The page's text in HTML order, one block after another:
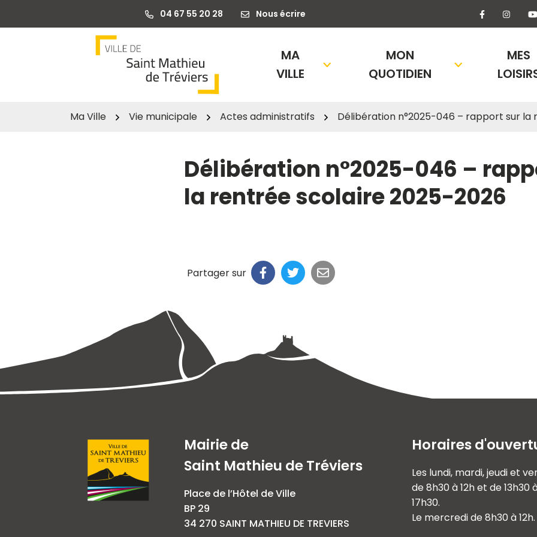
04 67 55 20 28 Nous écrire Lien vers le
Lien
MA
VILLE
MON
QUOTIDIEN
MES
Ma Ville Vie municipale Actes administratifs Délibération n°2025-046 – rapport sur la
Délibération n°2025-046 –
la rentrée scolaire 2025-2026
Partager sur
Mairie de
Saint Mathieu de Tréviers
Place de l’Hôtel de Ville
BP 29
34 270 SAINT MATHIEU DE TREVIERS
Horaires
Les lundi, mardi, jeudi et
de 8h30 à 12h et de 13h30
17h30.
Le mercredi de 8h30 à 12h.